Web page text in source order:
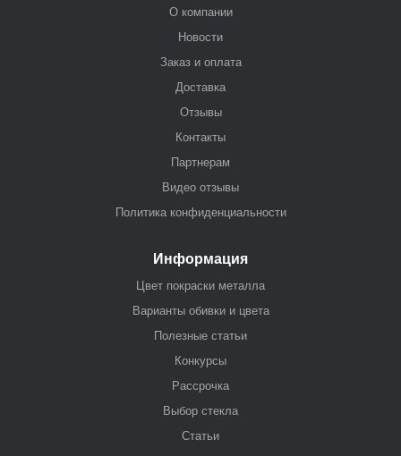
О компании
Новости
Заказ и оплата
Доставка
Отзывы
Контакты
Партнерам
Видео отзывы
Политика конфиденциальности
Информация
Цвет покраски металла
Варианты обивки и цвета
Полезные статьи
Конкурсы
Рассрочка
Выбор стекла
Статьи